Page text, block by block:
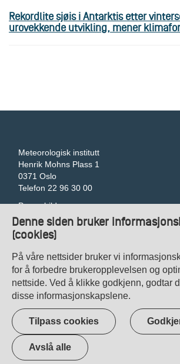
Denne siden bruker
(cookies)
På våre nettsider bruker vi
for å forbedre brukeropplevelsen og
nettside. Ved å klikke godkjenn, godtar
disse informasjonskapslene.
Tilpass cookies
Avslå alle
Rekordlite sjøis i Antarktis etter
urovekkende utvikling, mener
Meteorologisk institutt
Henrik Mohns Plass 1
0371 Oslo
Telefon 22 96 30 00
Pressebilder
Tilgjengelegheitserklæring
Gi tilbakemelding om universell utforming
Veibeskrivelse
Kontakt oss
Personvern